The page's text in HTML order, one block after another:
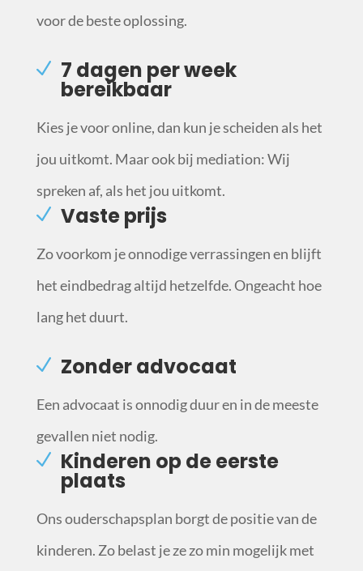
voor de beste oplossing.
7 dagen per week
bereikbaar
Kies je voor online, dan kun je scheiden als het
jou uitkomt. Maar ook bij mediation: Wij
spreken af, als het jou uitkomt.
Vaste prijs
Zo voorkom je onnodige verrassingen en blijft
het eindbedrag altijd hetzelfde. Ongeacht hoe
lang het duurt.
Zonder advocaat
Een advocaat is onnodig duur en in de meeste
gevallen niet nodig.
Kinderen op de eerste
plaats
Ons ouderschapsplan borgt de positie van de
kinderen. Zo belast je ze zo min mogelijk met